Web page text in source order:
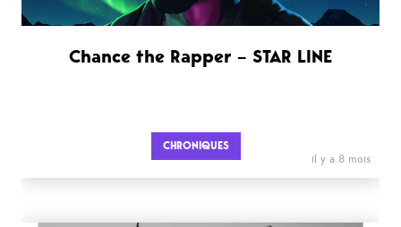
Chance the Rapper – STAR LINE
CHRONIQUES
il y a 8 mois